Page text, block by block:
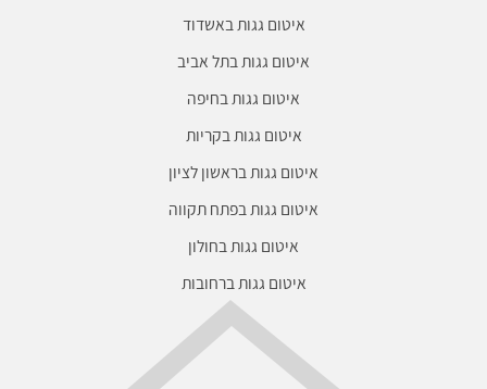
איטום גגות באשדוד
איטום גגות בתל אביב
איטום גגות בחיפה
איטום גגות בקריות
איטום גגות בראשון לציון
איטום גגות בפתח תקווה
איטום גגות בחולון
איטום גגות ברחובות